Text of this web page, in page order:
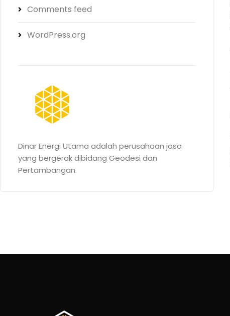
Comments feed
WordPress.org
Dinar Energi Utama adalah perusahaan jasa
yang bergerak dibidang Geodesi dan
Pertambangan.